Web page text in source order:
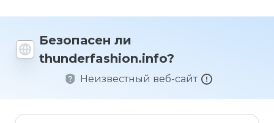
Безопасен ли
thunderfashion.info?
Неизвестный веб-сайт
этот
1 до 5?